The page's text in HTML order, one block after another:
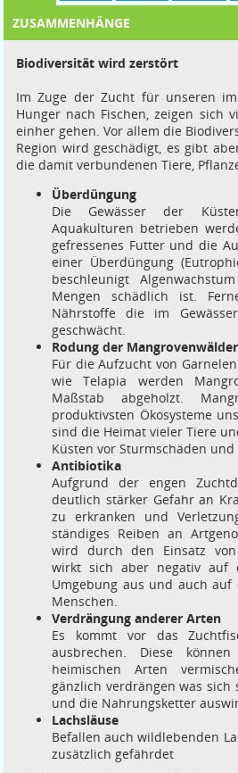
ZUSAMMENHÄNGE
Biodiversität wird zerstört
Im Zuge der Zucht für unseren
Hunger nach Fischen, zeigen sich
einher gehen. Vor allem die
Region wird geschädigt, es gibt
die damit verbundenen Tiere,
Überdüngung
Die Gewässer der
Aquakulturen betrieben
gefressenes Futter und die
einer Überdüngung
beschleunigt
Mengen schädlich ist.
Nährstoffe die im
geschwächt.
Rodung der Mangrovenwälder
Für die Aufzucht von
wie Telapia werden
Maßstab abgeholzt.
produktivsten Ökosysteme
sind die Heimat vieler Tiere
Küsten vor Sturmschäden und
Antibiotika
Aufgrund der engen
deutlich stärker Gefahr an
zu erkranken und
ständiges Reiben an
wird durch den Einsatz
wirkt sich aber negativ auf
Umgebung aus und auch
Menschen.
Verdrängung anderer Arten
Es kommt vor das
ausbrechen. Diese
heimischen Arten
gänzlich verdrängen was sich
und die Nahrungsketter
Lachsläuse
Befallen auch wildlebenden
zusätzlich gefährdet